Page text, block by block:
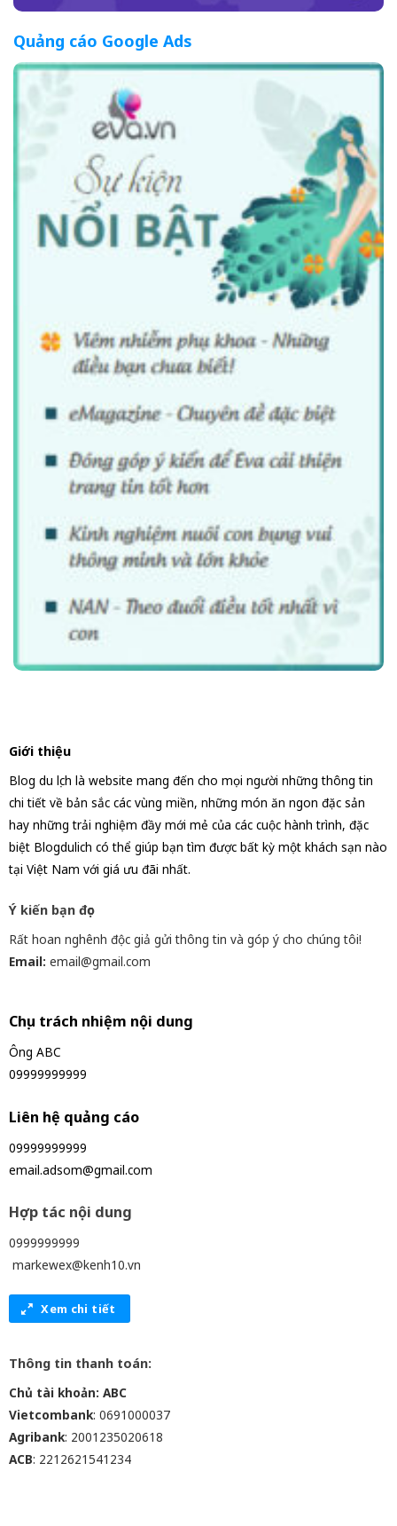
Quảng cáo Google Ads
Giới thiệu
Blog du lịch là website mang đến cho mọi người những thông tin
chi tiết về bản sắc các vùng miền, những món ăn ngon đặc sản
hay những trải nghiệm đầy mới mẻ của các cuộc hành trình, đặc
biệt Blogdulich có thể giúp bạn tìm được bất kỳ một khách sạn nào
tại Việt Nam với giá ưu đãi nhất.
Ý kiến bạn đọc
Rất hoan nghênh độc giả gửi thông tin và góp ý cho chúng tôi!
Email: email@gmail.com
Chịu trách nhiệm nội dung
Ông ABC
09999999999
Liên hệ quảng cáo
09999999999
email.adsom@gmail.com
Hợp tác nội dung
0999999999
markewex@kenh10.vn
Xem chi tiết
Thông tin thanh toán:
Chủ tài khoản: ABC
Vietcombank: 0691000037
Agribank: 2001235020618
ACB: 2212621541234